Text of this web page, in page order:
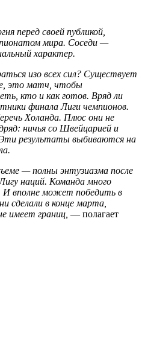
перед своей публикой,
мира. Соседи —
характер.
изо всех сил? Существует
это матч, чтобы
кто и как готов. Вряд ли
финала Лиги чемпионов.
Холанда. Плюс они не
ничья со Швейцарией и
результаты выбиваются на
— полны энтузиазма после
наций. Команда много
И вполне может победить в
сделали в конце марта,
имеет границ, — полагает